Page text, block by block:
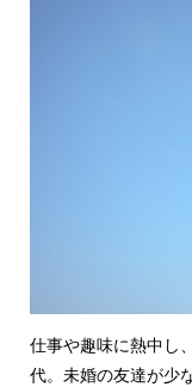
仕事や趣味に熱中し
代。未婚の友達が少